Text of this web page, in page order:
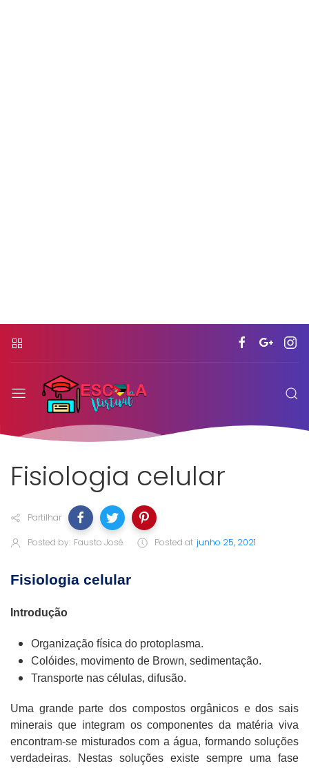
Fisiologia celular
Partilhar
Posted by: Fausto José Posted at junho 25, 2021
Fisiologia celular
Introdução
Organização física do protoplasma.
Colóides, movimento de Brown, sedimentação.
Transporte nas células, difusão.
Uma grande parte dos compostos orgânicos e dos sais
minerais que integram os componentes da matéria viva
encontram-se misturados com a água, formando soluções
verdadeiras. Nestas soluções existe sempre uma fase